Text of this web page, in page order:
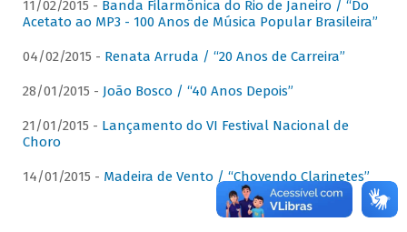
11/02/2015 - Banda Filarmônica do Rio de Janeiro / “Do
Acetato ao MP3 - 100 Anos de Música Popular Brasileira”
04/02/2015 - Renata Arruda / “20 Anos de Carreira”
28/01/2015 - João Bosco / “40 Anos Depois”
21/01/2015 - Lançamento do VI Festival Nacional de
Choro
14/01/2015 - Madeira de Vento / “Chovendo Clarinetes”